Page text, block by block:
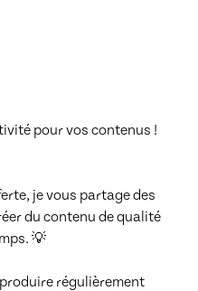
pour vos contenus !
je vous partage des
du contenu de qualité
💡
régulièrement